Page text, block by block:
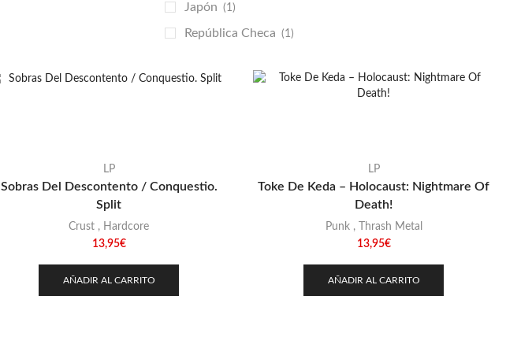
Japón (1)
República Checa (1)
LP
Sobras Del Descontento / Conquestio.
Split
Crust , Hardcore
13,95€
AÑADIR AL CARRITO
LP
Toke De Keda – Holocaust: Nightmare Of
Death!
Punk,
Thrash Metal
13,95€
AÑADIR AL CARRITO